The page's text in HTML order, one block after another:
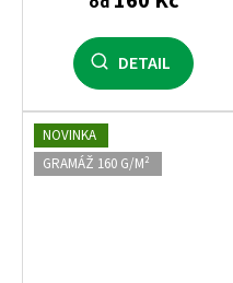
DETAIL
NOVINKA
GRAMÁŽ 160 G/M²